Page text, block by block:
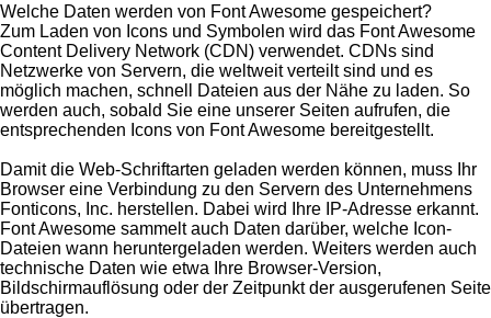
Welche Daten werden von Font Awesome gespeichert?
Zum Laden von Icons und Symbolen wird das Font Awesome
Content Delivery Network (CDN) verwendet. CDNs sind
Netzwerke von Servern, die weltweit verteilt sind und es
möglich machen, schnell Dateien aus der Nähe zu laden. So
werden auch, sobald Sie eine unserer Seiten aufrufen, die
entsprechenden Icons von Font Awesome bereitgestellt.
Damit die Web-Schriftarten geladen werden können, muss Ihr
Browser eine Verbindung zu den Servern des Unternehmens
Fonticons, Inc. herstellen. Dabei wird Ihre IP-Adresse erkannt.
Font Awesome sammelt auch Daten darüber, welche Icon-
Dateien wann heruntergeladen werden. Weiters werden auch
technische Daten wie etwa Ihre Browser-Version,
Bildschirmauflösung oder der Zeitpunkt der ausgerufenen Seite
übertragen.